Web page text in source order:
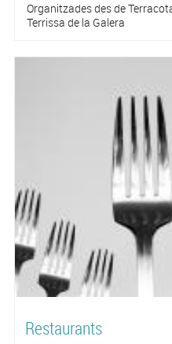
Organitzades des de
Terrissa de la Galera
Restaurants